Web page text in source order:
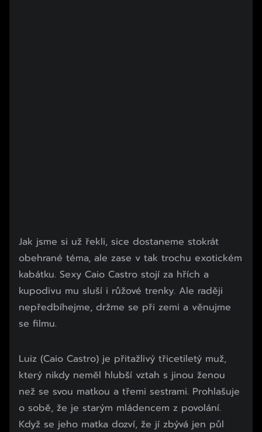
Jak jsme si už řekli, sice dostaneme stokrát
obehrané téma, ale zase v tak trochu exotickém
kabátku. Sexy Caio Castro stojí za hřích a
kupodivu mu sluší i růžové trenky. Ale raději
nepředbíhejme, držme se při zemi a věnujme
se filmu.
Luiz (Caio Castro) je přitažlivý třicetiletý muž,
který nikdy neměl hlubší vztah s jinou ženou
než se svou matkou a třemi sestrami. Prohlašuje
o sobě, že je starým mládencem z povolání.
Když se jeho matka dozví, že jí zbývá jen půl